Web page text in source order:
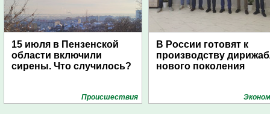
15 июля в Пензенской
области включили
сирены. Что случилось?
Проиcшествия
В России готовят к
производству
нового поколения